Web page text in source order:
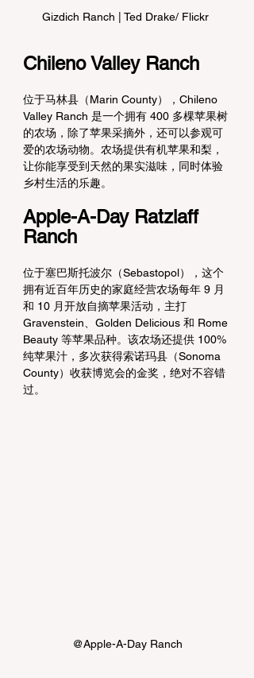
Gizdich Ranch | Ted Drake/ Flickr
Chileno Valley Ranch
位于马林县（Marin County），Chileno
Valley Ranch 是一个拥有 400 多棵苹果树
的农场，除了苹果采摘外，还可以参观可
爱的农场动物。农场提供有机苹果和梨，
让你能享受到天然的果实滋味，同时体验
乡村生活的乐趣。
Apple-A-Day Ratzlaff
Ranch
位于塞巴斯托波尔（Sebastopol），这个
拥有近百年历史的家庭经营农场每年 9 月
和 10 月开放自摘苹果活动，主打
Gravenstein、Golden Delicious 和 Rome
Beauty 等苹果品种。该农场还提供 100%
纯苹果汁，多次获得索诺玛县（Sonoma
County）收获博览会的金奖，绝对不容错
过。
@Apple-A-Day Ranch